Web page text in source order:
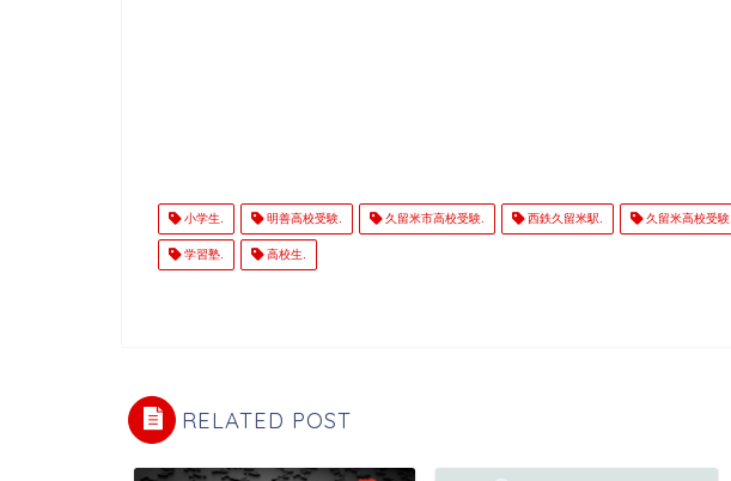
小学生. 明善高校受験. 久留米市高校受験. 西鉄久留米駅. 久留米高校受験.
学習塾. 高校生.
RELATED POST